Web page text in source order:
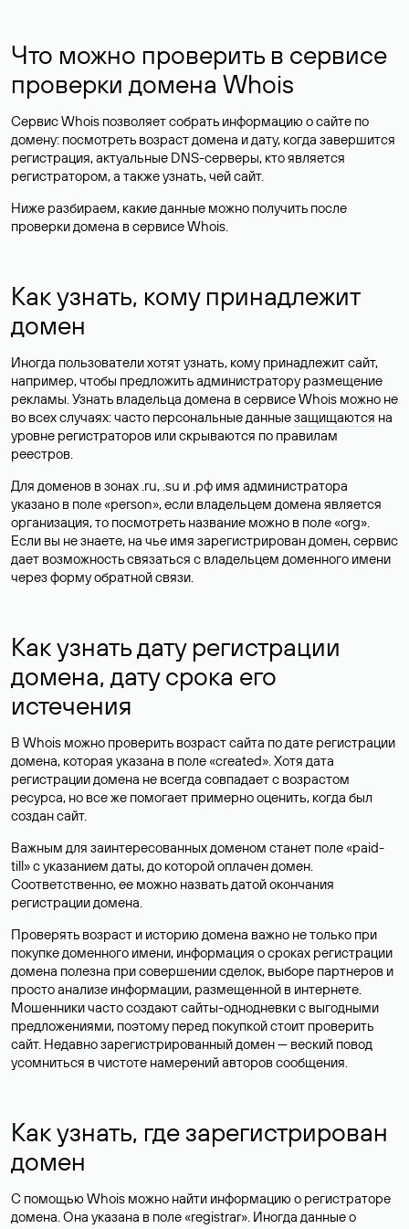
Что можно проверить в сервисе
проверки домена Whois
Сервис Whois позволяет собрать информацию о сайте по
домену: посмотреть возраст домена и дату, когда завершится
регистрация, актуальные DNS-серверы, кто является
регистратором, а также узнать, чей сайт.
Ниже разбираем, какие данные можно получить после
проверки домена в сервисе Whois.
Как узнать, кому принадлежит
домен
Иногда пользователи хотят узнать, кому принадлежит сайт,
например, чтобы предложить администратору размещение
рекламы. Узнать владельца домена в сервисе Whois можно не
во всех случаях: часто персональные данныезащищаются на
уровне регистраторов или скрываются по правилам
реестров.
Для доменов в зонах .ru, .su и .рф имя администратора
указано в поле «person», если владельцем домена является
организация, то посмотреть название можно в поле «org».
Если вы не знаете, на чье имя зарегистрирован домен, сервис
дает возможность связаться с владельцем доменного имени
через форму обратной связи.
Как узнать дату регистрации
домена, дату срока его
истечения
В Whois можно проверить возраст сайта по дате регистрации
домена, которая указана в поле «created». Хотя дата
регистрации домена не всегда совпадает с возрастом
ресурса, но все же помогает примерно оценить, когда был
создан сайт.
Важным для заинтересованных доменом станет поле «paid-
till» с указанием даты, до которой оплачен домен.
Соответственно, ее можно назвать датой окончания
регистрации домена.
Проверять возраст и историю домена важно не только при
покупке доменного имени, информация о сроках регистрации
домена полезна при совершении сделок, выборе партнеров и
просто анализе информации, размещенной в интернете.
Мошенники часто создают сайты-однодневки с выгодными
предложениями, поэтому перед покупкой стоит проверить
сайт. Недавно зарегистрированный домен — веский повод
усомниться в чистоте намерений авторов сообщения.
Как узнать, где зарегистрирован
домен
С помощью Whois можно найти информацию о регистраторе
домена. Она указана в поле «registrar». Иногда данные о